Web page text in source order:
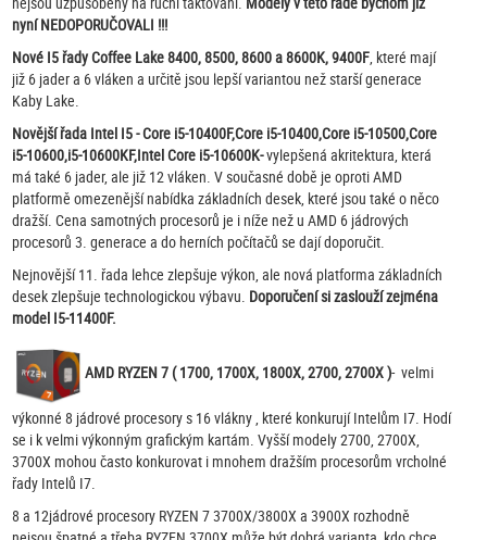
nyní NEDOPORUČOVALI !!!
Nové I5 řady Coffee Lake 8400, 8500, 8600 a 8600K, 9400F, které mají
již 6 jader a 6 vláken a určitě jsou lepší variantou než starší generace
Kaby Lake.
Novější řada Intel I5 - Core i5-10400F,Core i5-10400,Core i5-10500,Core
i5-10600,i5-10600KF,Intel Core i5-10600K-vylepšená akritektura, která
má také 6 jader, ale již 12 vláken. V současné době je oproti AMD
platformě omezenější nabídka základních desek, které jsou také o něco
dražší. Cena samotných procesorů je i níže než u AMD 6 jádrových
procesorů 3. generace a do herních počítačů se dají doporučit.
Nejnovější 11. řada lehce zlepšuje výkon, ale nová platforma základních
desek zlepšuje technologickou výbavu. Doporučení si zaslouží zejména
model I5-11400F.
AMD RYZEN 7 ( 1700, 1700X, 1800X, 2700, 2700X )- velmi
výkonné 8 jádrové procesory s 16 vlákny , které konkurují Intelům I7. Hodí
se i k velmi výkonným grafickým kartám. Vyšší modely 2700, 2700X,
3700X mohou často konkurovat i mnohem dražším procesorům vrcholné
řady Intelů I7.
8 a 12jádrové procesory RYZEN 7 3700X/3800X a 3900X rozhodně